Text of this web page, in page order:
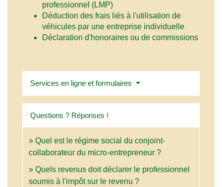
professionnel (LMP)
Déduction des frais liés à l'utilisation de
véhicules par une entreprise individuelle
Déclaration d'honoraires ou de commissions
Services en ligne et formulaires
Questions ? Réponses !
Quel est le régime social du conjoint-
collaborateur du micro-entrepreneur ?
Quels revenus doit déclarer le professionnel
soumis à l'impôt sur le revenu ?